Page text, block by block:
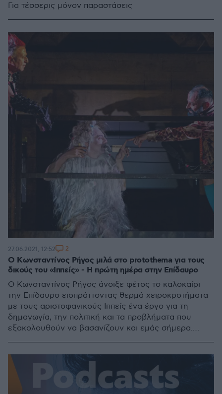
Για τέσσερις μόνον παραστάσεις
Ο Κωνσταντίνος Ρήγος μιλά στο protothema για τους
δικούς του «Ιππείς» - Η πρώτη ημέρα στην Επίδαυρο
Ο Κωνσταντίνος Ρήγος άνοιξε φέτος το καλοκαίρι
την Επίδαυρο εισπράττοντας θερμά χειροκροτήματα
με τους αριστοφανικούς Ιππείς ένα έργο για τη
δημαγωγία, την πολιτική και τα προβλήματα που
εξακολουθούν να βασανίζουν και εμάς σήμερα.
Δημοσθένη και γιατί οι νέοι του Αριστοφάνη είναι
όσο πρέπει ανατρεπτικοί αριστοκράτες αλλά και
«αλήτες»
27.06.2021, 12:52 2